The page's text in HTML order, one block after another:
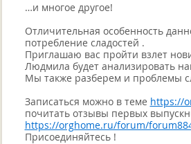
…и многое другое!
Отличительная особенность
потребление сладостей .
Приглашаю вас пройти взлет
Людмила будет анализировать
Мы также разберем и проблемы
Записаться можно в теме https://
почитать отзывы первых
https://orghome.ru/forum/
Присоединяйтесь !